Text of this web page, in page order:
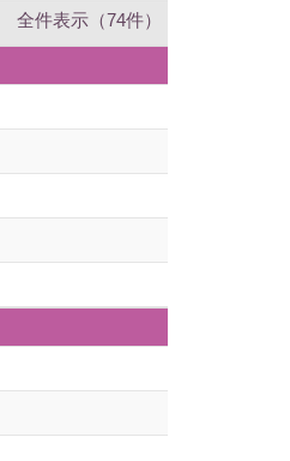
全件表示（74件）